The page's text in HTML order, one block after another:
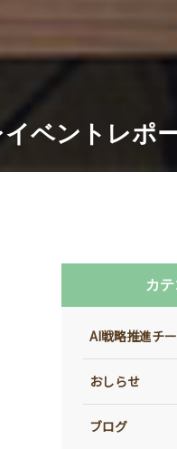
ベントレポ
カ
AI戦略推進チ
おしらせ
ブログ